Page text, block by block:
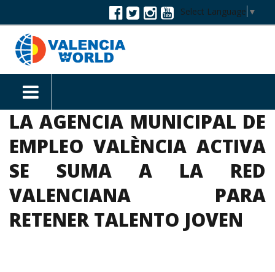
Select Language ▼
LA AGENCIA MUNICIPAL DE
EMPLEO VALÈNCIA ACTIVA
SE SUMA A LA RED
VALENCIANA PARA
RETENER TALENTO JOVEN